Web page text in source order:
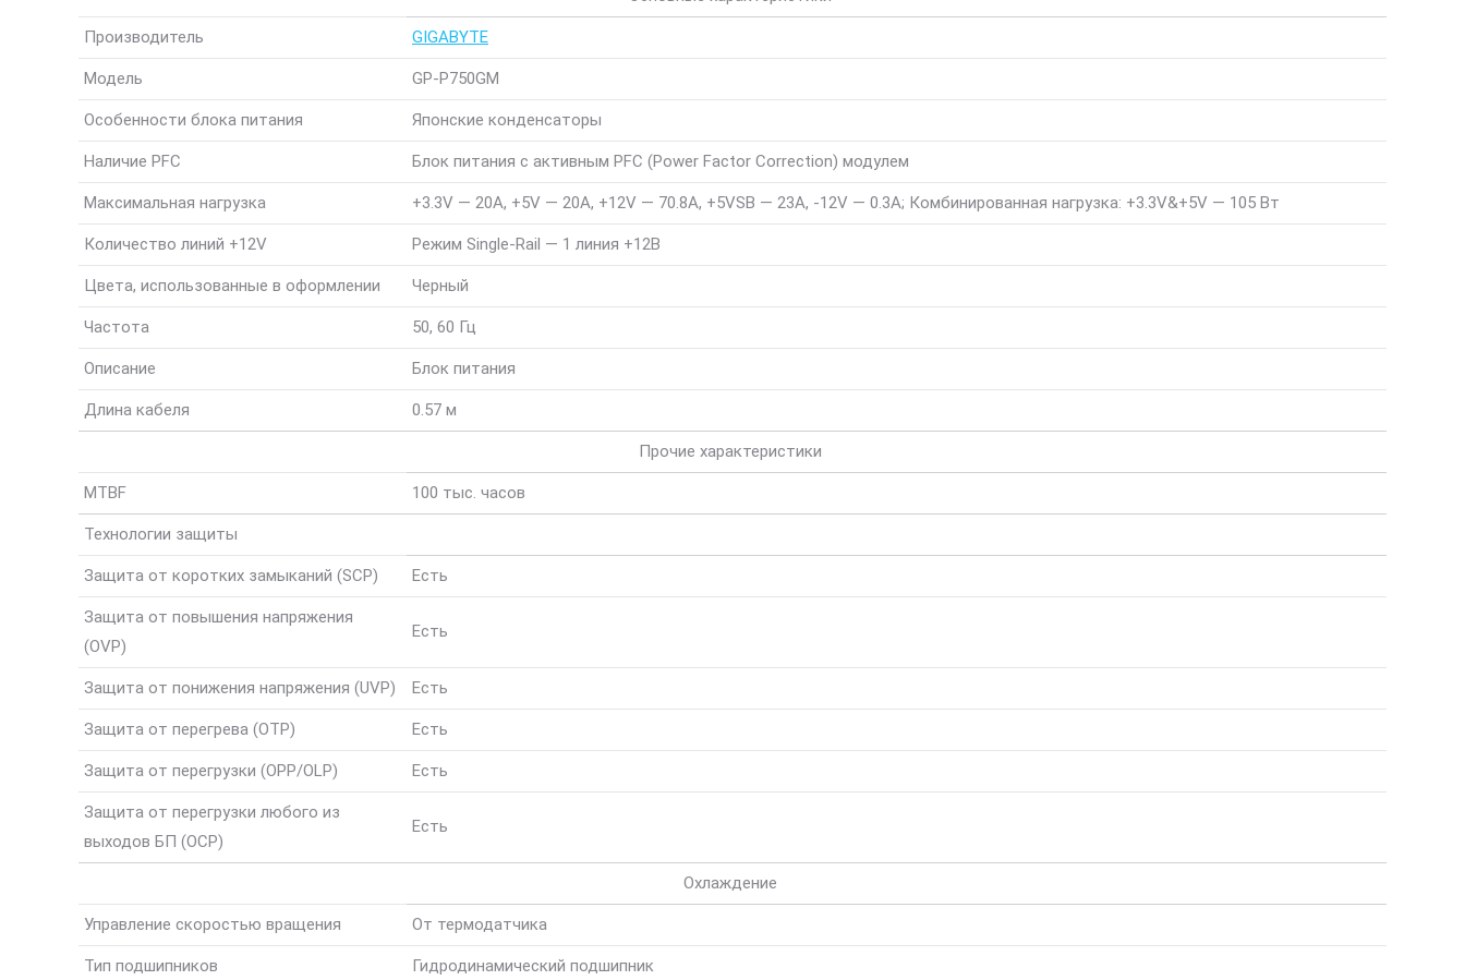
Производитель GIGABYTE
Модель GP-P750GM
Особенности блока питания Японские конденсаторы
Наличие PFC Блок питания с активным PFC (Power Factor Correction) модулем
Максимальная нагрузка +3.3V — 20A, +5V — 20A, +12V — 70.8A, +5VSB — 23A, -12V — 0.3A; Комбинированная нагрузка: +3.3V&+5V — 105 Вт
Количество линий +12V Режим Single-Rail — 1 линия +12В
Цвета, использованные в оформлении Черный
Частота 50, 60 Гц
Описание Блок питания
Длина кабеля 0.57 м
Прочие характеристики
MTBF 100 тыс. часов
Технологии защиты
Защита от коротких замыканий (SCP) Есть
Защита от повышения напряжения
(OVP)
Есть
Защита от понижения напряжения (UVP) Есть
Защита от перегрева (OTP) Есть
Защита от перегрузки (OPP/OLP) Есть
Защита от перегрузки любого из
выходов БП (OCP)
Есть
Охлаждение
Управление скоростью вращения От термодатчика
Тип подшипников Гидродинамический подшипник